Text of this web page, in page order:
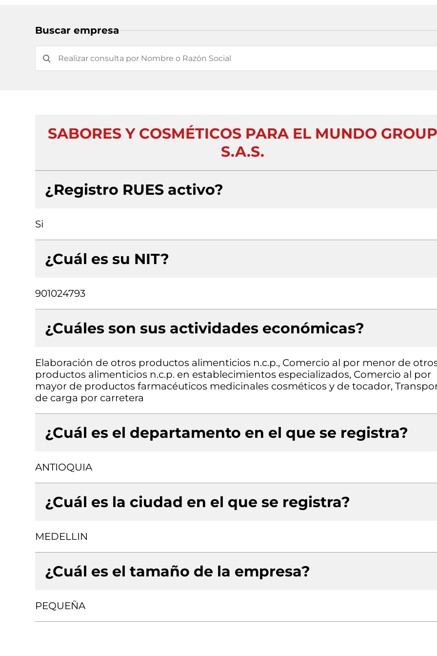
Buscar empresa
SABORES Y COSMÉTICOS PARA EL MUNDO GROUP
S.A.S.
¿Registro RUES activo?
Si
¿Cuál es su NIT?
901024793
¿Cuáles son sus actividades económicas?
Elaboración de otros productos alimenticios n.c.p., Comercio al por menor de
productos alimenticios n.c.p. en establecimientos especializados, Comercio al por
mayor de productos farmacéuticos medicinales cosméticos y de tocador,
de carga por carretera
¿Cuál es el departamento en el que se registra?
ANTIOQUIA
¿Cuál es la ciudad en el que se registra?
MEDELLIN
¿Cuál es el tamaño de la empresa?
PEQUEÑA